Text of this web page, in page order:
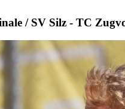
/ SV Silz - TC